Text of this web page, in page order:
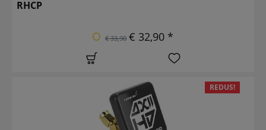
RHCP
€ 33,90 € 32,90 *
REDUS!